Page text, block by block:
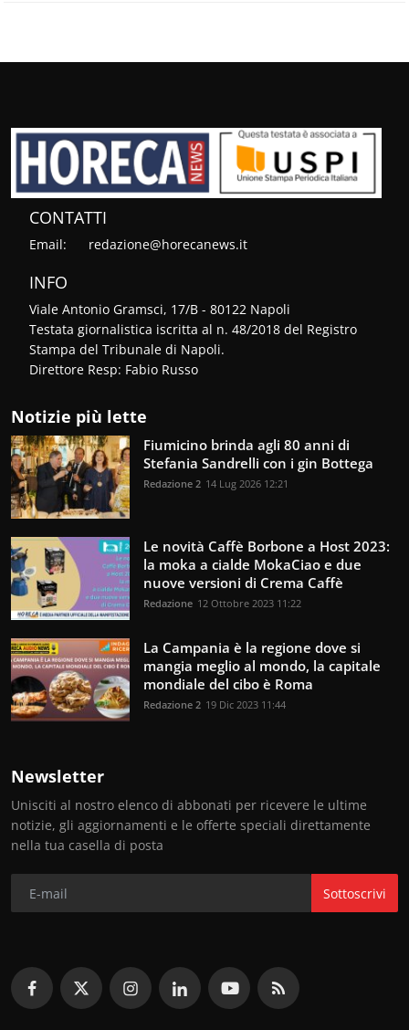
CONTATTI
Email: redazione@horecanews.it
INFO
Viale Antonio Gramsci, 17/B - 80122 Napoli
Testata giornalistica iscritta al n. 48/2018 del Registro
Stampa del Tribunale di Napoli.
Direttore Resp: Fabio Russo
Notizie più lette
Fiumicino brinda agli 80 anni di
Stefania Sandrelli con i gin Bottega
Redazione 2 14 Lug 2026 12:21
Le novità Caffè Borbone a Host 2023:
la moka a cialde MokaCiao e due
nuove versioni di Crema Caffè
Redazione 12 Ottobre 2023 11:22
La Campania è la regione dove si
mangia meglio al mondo, la capitale
mondiale del cibo è Roma
Redazione 2 19 Dic 2023 11:44
Newsletter
Unisciti al nostro elenco di abbonati per ricevere le ultime
notizie, gli aggiornamenti e le offerte speciali direttamente
nella tua casella di posta
Sottoscrivi